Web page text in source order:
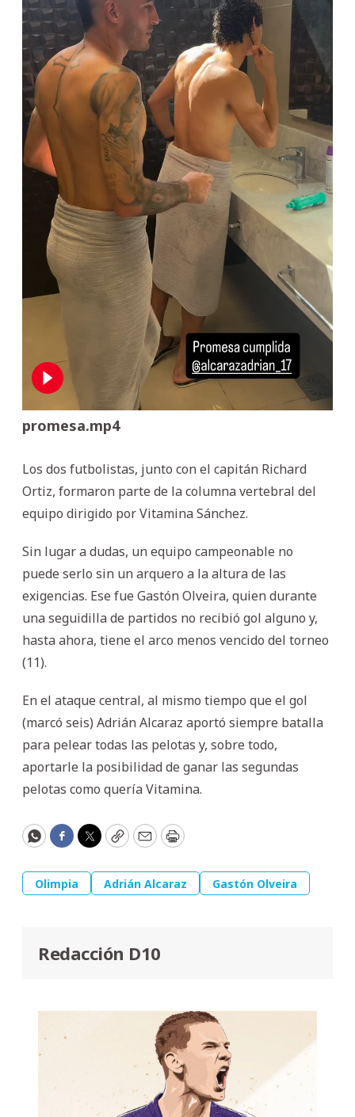
promesa.mp4
Los dos futbolistas, junto con el capitán Richard
Ortiz, formaron parte de la columna vertebral del
equipo dirigido por Vitamina Sánchez.
Sin lugar a dudas, un equipo campeonable no
puede serlo sin un arquero a la altura de las
exigencias. Ese fue Gastón Olveira, quien durante
una seguidilla de partidos no recibió gol alguno y,
hasta ahora, tiene el arco menos vencido del torneo
(11).
En el ataque central, al mismo tiempo que el gol
(marcó seis) Adrián Alcaraz aportó siempre batalla
para pelear todas las pelotas y, sobre todo,
aportarle la posibilidad de ganar las segundas
pelotas como quería Vitamina.
WhatsApp
Facebook
Twitter
CopyEmailPrint
Olimpia Adrián Alcaraz Gastón Olveira
Redacción D10